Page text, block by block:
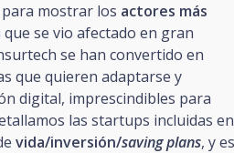
para mostrar los actores más
se vio afectado en gran
se han convertido en
que quieren adaptarse y
digital, imprescindibles para
las startups incluidas en
vida/inversión/saving plans, y es